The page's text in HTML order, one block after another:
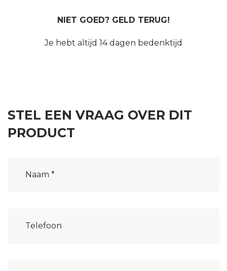
NIET GOED? GELD TERUG!
Je hebt altijd 14 dagen bedenktijd
STEL EEN VRAAG OVER DIT
PRODUCT